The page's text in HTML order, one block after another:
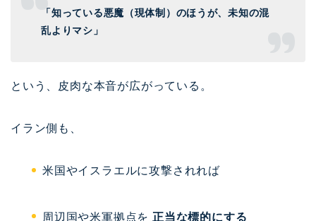
「知っている悪魔（現体制）のほうが、未知の混
乱よりマシ」
という、皮肉な本音が広がっている。
イラン側も、
米国やイスラエルに攻撃されれば
周辺国や米軍拠点を 正当な標的にする